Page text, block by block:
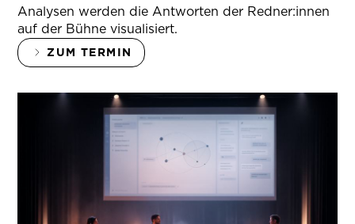
Analysen werden die Antworten der Redner:innen
auf der Bühne visualisiert.
ZUM TERMIN